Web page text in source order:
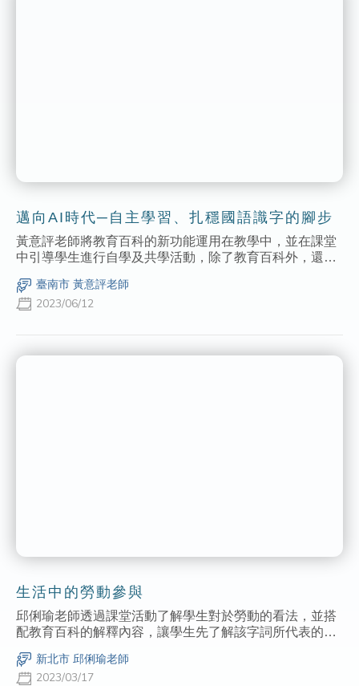
邁向AI時代─自主學習、扎穩國語識字的腳步
黃意評老師將教育百科的新功能運用在教學中，並在課堂
中引導學生進行自學及共學活動，除了教育百科外，還搭
更有趣，還可同步加強學生的自學與國語識字能力。
臺南市 黃意評老師
2023/06/12
生活中的勞動參與
邱俐瑜老師透過課堂活動了解學生對於勞動的看法，並搭
配教育百科的解釋內容，讓學生先了解該字詞所代表的意
引導學生進行更深入的議題探討。
新北市 邱俐瑜老師
2023/03/17